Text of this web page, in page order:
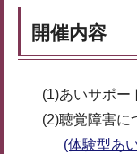
開催内容
(1)あいサポー
(2)聴覚障害に
(体験型あ